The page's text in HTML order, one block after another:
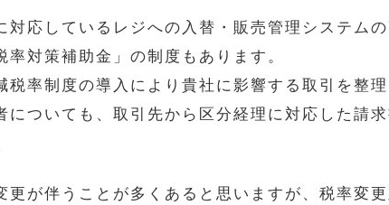
対応しているレジへの入替・販売管理システム
率対策補助金」の制度もあります。
税率制度の導入により貴社に影響する取引を整
についても、取引先から区分経理に対応した請
が伴うことが多くあると思いますが、税率変